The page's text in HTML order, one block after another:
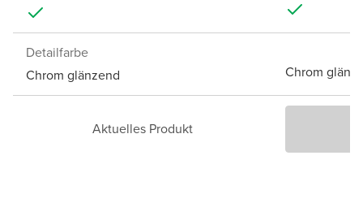
Detailfarbe
Chrom glänzend
Chrom
Aktuelles Produkt